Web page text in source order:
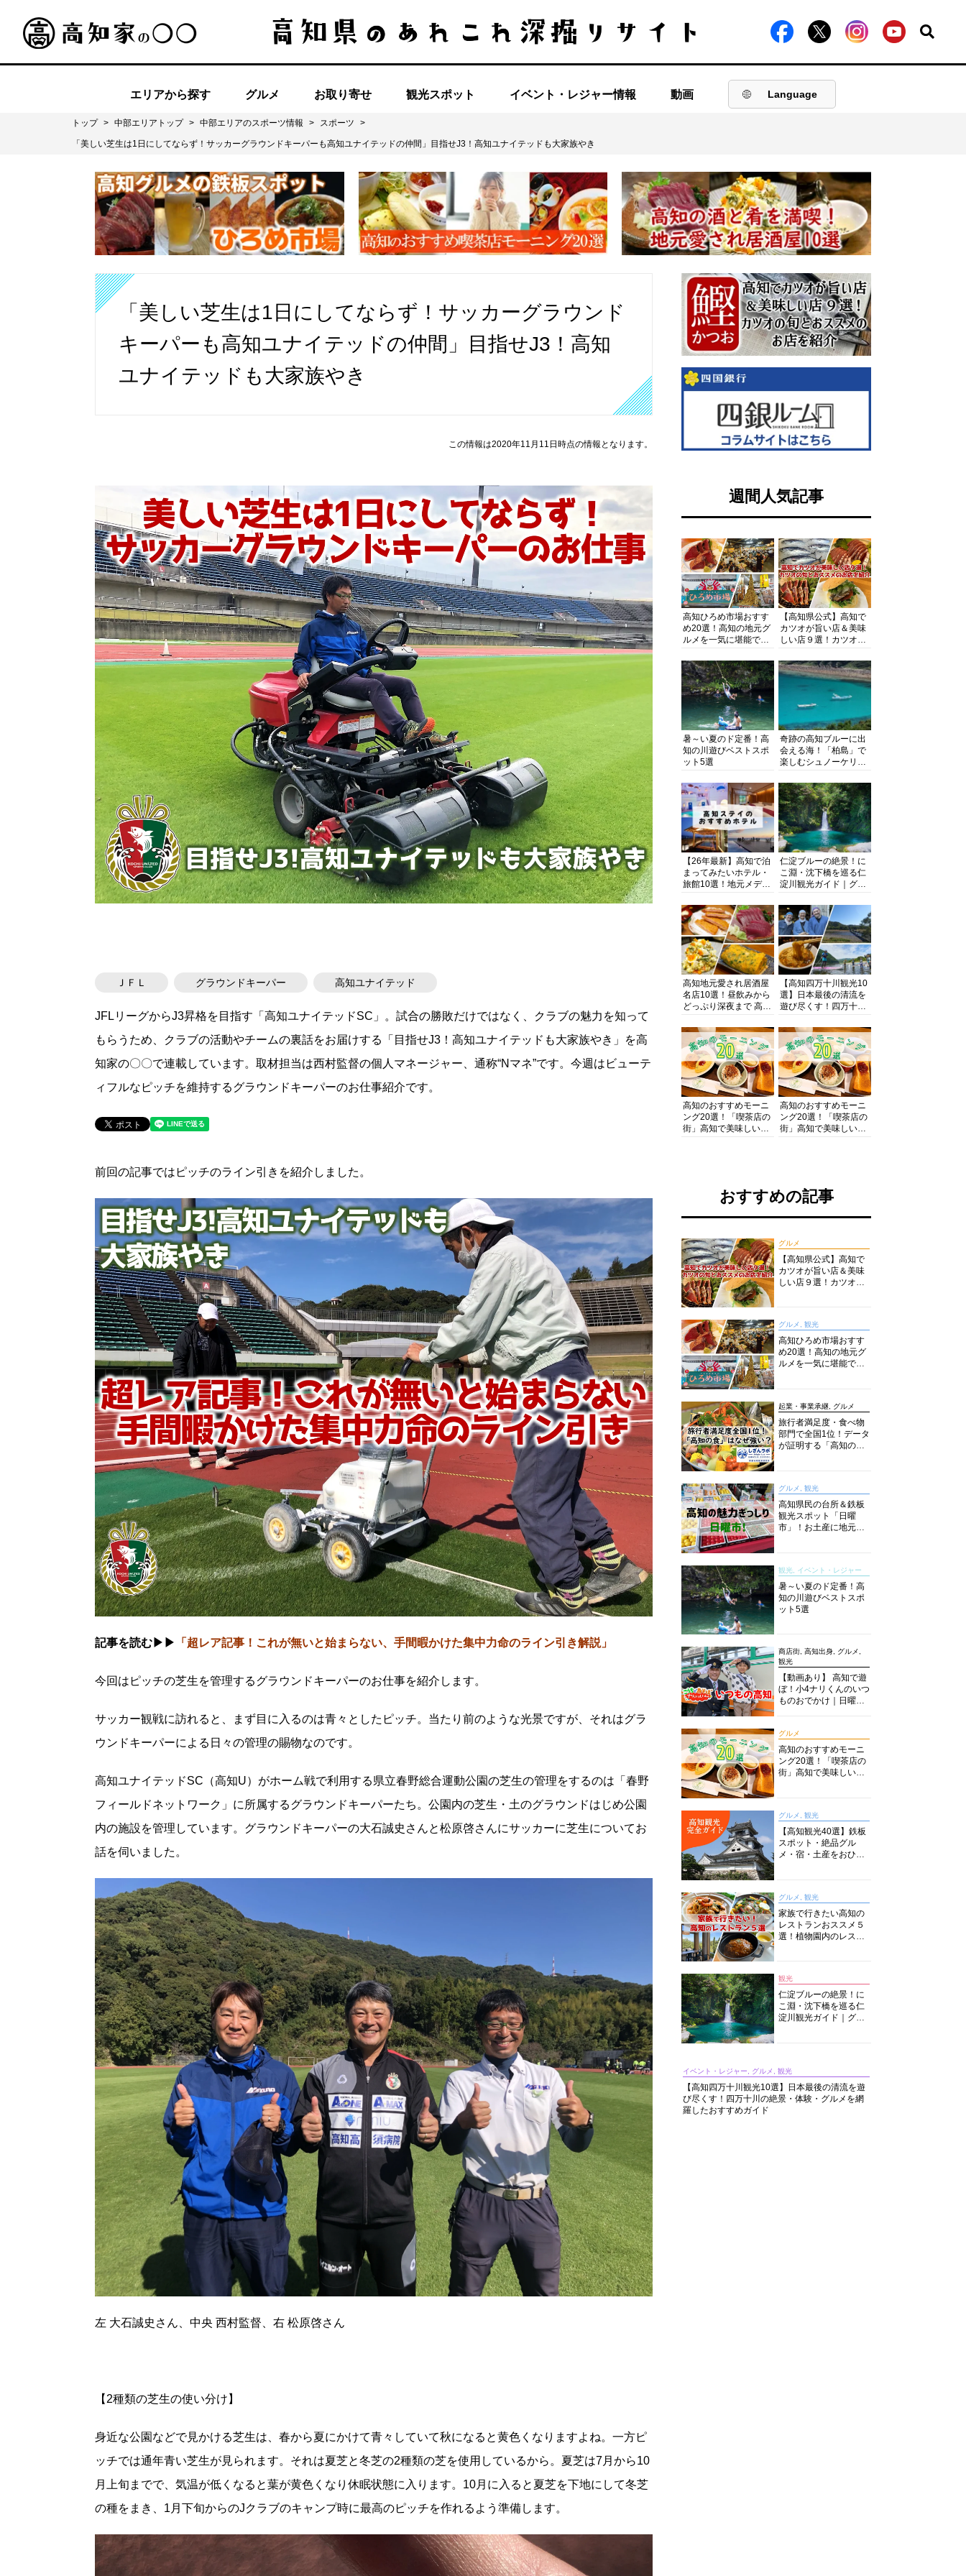
エリアから探す グルメ お取り寄せ 観光スポット イベント・レジャー情報 動画 Language
トップ > 中部エリアトップ > 中部エリアのスポーツ情報 > スポーツ >
「美しい芝生は1日にしてならず！サッカーグラウンドキーパーも高知ユナイテッドの仲間」目指せJ3！高知ユナイテッドも大家族やき
「美しい芝生は1日にしてならず！サッカーグラウンド
キーパーも高知ユナイテッドの仲間」目指せJ3！高知
ユナイテッドも大家族やき
この情報は2020年11月11日時点の情報となります。
ＪＦＬ グラウンドキーパー 高知ユナイテッド
JFLリーグからJ3昇格を目指す「高知ユナイテッドSC」。試合の勝敗だけではなく、クラブの魅力を知って
もらうため、クラブの活動やチームの裏話をお届けする「目指せJ3！高知ユナイテッドも大家族やき」を高
知家の〇〇で連載しています。取材担当は西村監督の個人マネージャー、通称“Nマネ”です。今週はビューテ
ィフルなピッチを維持するグラウンドキーパーのお仕事紹介です。
前回の記事ではピッチのライン引きを紹介しました。
記事を読む▶▶ 「超レア記事！これが無いと始まらない、手間暇かけた集中力命のライン引き解説」
今回はピッチの芝生を管理するグラウンドキーパーのお仕事を紹介します。
サッカー観戦に訪れると、まず目に入るのは青々としたピッチ。当たり前のような光景ですが、それはグラ
ウンドキーパーによる日々の管理の賜物なのです。
高知ユナイテッドSC（高知U）がホーム戦で利用する県立春野総合運動公園の芝生の管理をするのは「春野
フィールドネットワーク」に所属するグラウンドキーパーたち。公園内の芝生・土のグラウンドはじめ公園
内の施設を管理しています。グラウンドキーパーの大石誠史さんと松原啓さんにサッカーに芝生についてお
話を伺いました。
左 大石誠史さん、中央 西村監督、右 松原啓さん
【2種類の芝生の使い分け】
身近な公園などで見かける芝生は、春から夏にかけて青々していて秋になると黄色くなりますよね。一方ピ
ッチでは通年青い芝生が見られます。それは夏芝と冬芝の2種類の芝を使用しているから。夏芝は7月から10
月上旬までで、気温が低くなると葉が黄色くなり休眠状態に入ります。10月に入ると夏芝を下地にして冬芝
の種をまき、1月下旬からのJクラブのキャンプ時に最高のピッチを作れるよう準備します。
週間人気記事
高知ひろめ市場おすす
め20選！高知の地元グ
ルメを一気に堪能でき
底解剖
【高知県公式】高知で
カツオが旨い店＆美味
しい店９選！カツオの
紹介
暑～い夏のド定番！高
知の川遊びベストスポ
ット5選
奇跡の高知ブルーに出
会える海！「柏島」で
楽しむシュノーケリン
浴にキャンプまで透明
度抜群の海の楽園を徹
底紹介
【26年最新】高知で泊
まってみたいホテル・
旅館10選！地元メディ
厳選
仁淀ブルーの絶景！に
こ淵・沈下橋を巡る仁
淀川観光ガイド｜グル
まで完全網羅！
高知地元愛され居酒屋
名店10選！昼飲みから
どっぷり深夜まで 高知
知グルメPro】
【高知四万十川観光10
選】日本最後の清流を
遊び尽くす！四万十川
を網羅したおすすめガ
イド
高知のおすすめモーニ
ング20選！「喫茶店の
街」高知で美味しい喫
高知のおすすめモーニ
ング20選！「喫茶店の
街」高知で美味しい喫
おすすめの記事
グルメ
【高知県公式】高知で
カツオが旨い店＆美味
しい店９選！カツオの
グルメ, 観光
高知ひろめ市場おすす
め20選！高知の地元グ
ルメを一気に堪能でき
起業・事業承継, グルメ
旅行者満足度・食べ物
部門で全国1位！データ
が証明する「高知の
グルメ, 観光
高知県民の台所＆鉄板
観光スポット「日曜
市」！お土産に地元野
説！
観光, イベント・レジャー
暑～い夏のド定番！高
知の川遊びベストスポ
ット5選
商店街, 高知出身, グルメ,
観光
【動画あり】 高知で遊
ぼ！小4ナリくんのいつ
ものおでかけ｜日曜市
グルメ
高知のおすすめモーニ
ング20選！「喫茶店の
街」高知で美味しい喫
グルメ, 観光
【高知観光40選】鉄板
スポット・絶品グル
メ・宿・土産をおひと
グルメ, 観光
家族で行きたい高知の
レストランおススメ５
選！植物園内のレスト
観光
仁淀ブルーの絶景！に
こ淵・沈下橋を巡る仁
淀川観光ガイド｜グル
イベント・レジャー, グルメ, 観光
【高知四万十川観光10選】日本最後の清流を遊
び尽くす！四万十川の絶景・体験・グルメを網
羅したおすすめガイド